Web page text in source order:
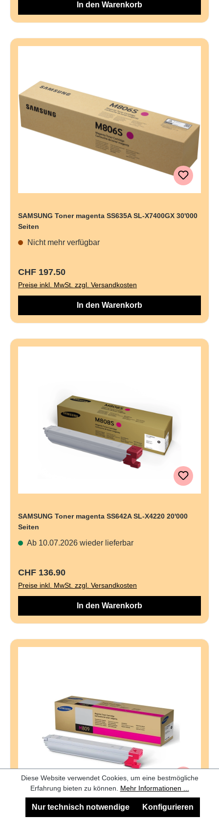
In den Warenkorb
SAMSUNG Toner magenta SS635A SL-X7400GX 30'000
Seiten
Nicht mehr verfügbar
Regulärer Preis:
CHF 197.50
Preise inkl. MwSt. zzgl. Versandkosten
In den Warenkorb
SAMSUNG Toner magenta SS642A SL-X4220 20'000
Seiten
Ab 10.07.2026 wieder lieferbar
Regulärer Preis:
CHF 136.90
Preise inkl. MwSt. zzgl. Versandkosten
In den Warenkorb
SAMSUNG Toner magenta SS649A CLX-9201/9301
Diese Website verwendet Cookies, um eine bestmögliche
Erfahrung bieten zu können. Mehr Informationen ...
Nur technisch notwendige Konfigurieren